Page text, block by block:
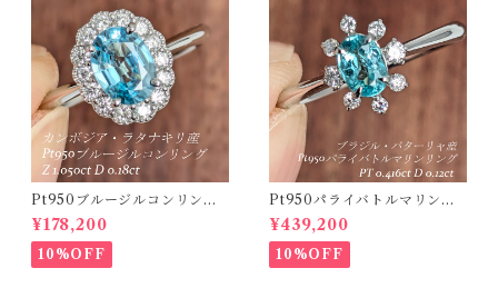
Pt950ブルージルコンリング
カンボジア・ラタナキリ産 ブ
ルージルコン 1.050ct ダイヤ
モンド 0.18ct【PRO20868
4】
¥178,200
10%OFF
Pt950パライバトルマリンリ
ング ブラジル・バターリャ産
パライバトルマリン 0.416ct
ダイヤモンド 0.12ct【PRO2
07538】
¥439,200
10%OFF